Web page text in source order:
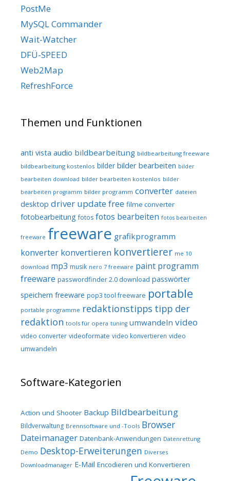
PostMe
MySQL Commander
Wait-Watcher
DFÜ-SPEED
Web2Map
RefreshForce
Themen und Funktionen
anti vista audio bildbearbeitung bildbearbeitung freeware
bildbearbeitung kostenlos bilder bilder bearbeiten bilder
bearbeiten download bilder bearbeiten kostenlos bilder
bearbeiten programm bilder programm converter dateien
desktop driver update free filme converter
fotobearbeitung fotos fotos bearbeiten fotos bearbeiten
freeware freeware grafikprogramm
konverter konvertieren konvertierer me 10
download mp3 musik nero 7 freeware paint programm
freeware passwordfinder 2.0 download passwörter
speichern freeware pop3 tool freeware portable
portable programme redaktionstipps tipp der
redaktion tools für opera tuning umwandeln video
video converter videoformate video konvertieren video
umwandeln
Software-Kategorien
Action und Shooter Backup Bildbearbeitung
Bildverwaltung Brennsoftware und -Tools Browser
Dateimanager Datenbank-Anwendungen Datenrettung
Demo Desktop-Erweiterungen Diverses
Downloadmanager E-Mail Encodieren und Konvertieren